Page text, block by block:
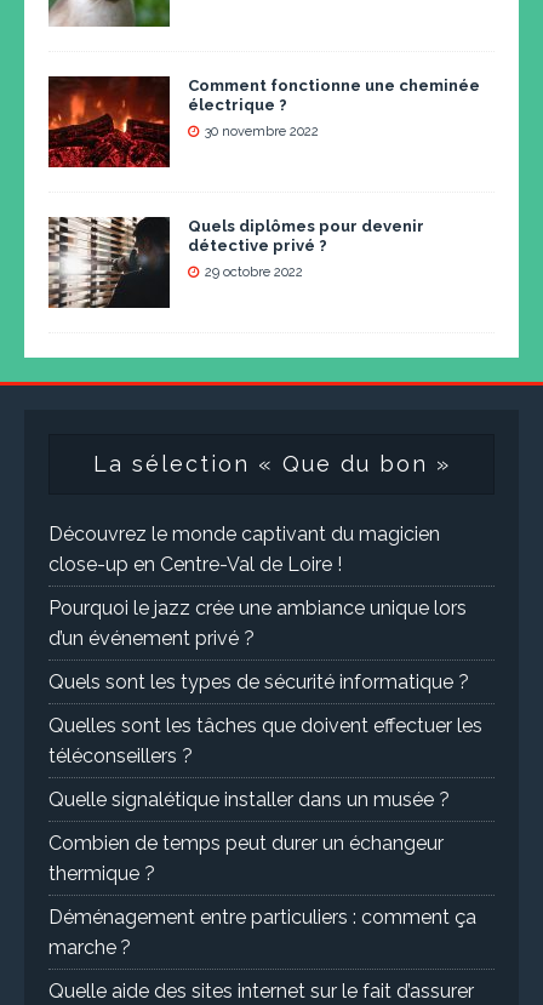
Comment fonctionne une cheminée
électrique ?
30 novembre 2022
Quels diplômes pour devenir
détective privé ?
29 octobre 2022
La sélection « Que du bon »
Découvrez le monde captivant du magicien
close-up en Centre-Val de Loire !
Pourquoi le jazz crée une ambiance unique lors
d’un événement privé ?
Quels sont les types de sécurité informatique ?
Quelles sont les tâches que doivent effectuer les
téléconseillers ?
Quelle signalétique installer dans un musée ?
Combien de temps peut durer un échangeur
thermique ?
Déménagement entre particuliers : comment ça
marche ?
Quelle aide des sites internet sur le fait d’assurer